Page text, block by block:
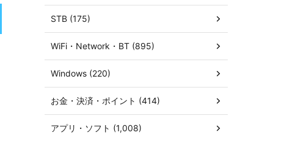
STB (175)
WiFi・Network・BT (895)
Windows (220)
お金・決済・ポイント (414)
アプリ・ソフト (1,008)